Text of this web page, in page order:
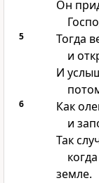
Он
5
Тогда
и
И
6
Как
и
Так
земле.